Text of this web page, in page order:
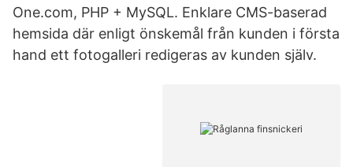
One.com, PHP + MySQL. Enklare CMS-baserad
hemsida där enligt önskemål från kunden i första
hand ett fotogalleri redigeras av kunden själv.